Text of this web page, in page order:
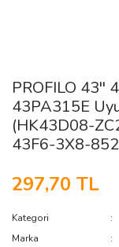
PROFILO 43''
43PA315E
(HK43D08-
43F6-3X8-
297,70 TL
Kategori
Marka